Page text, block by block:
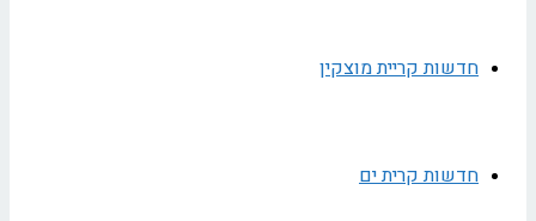
חדשות קריית מוצקין
חדשות קרית ים